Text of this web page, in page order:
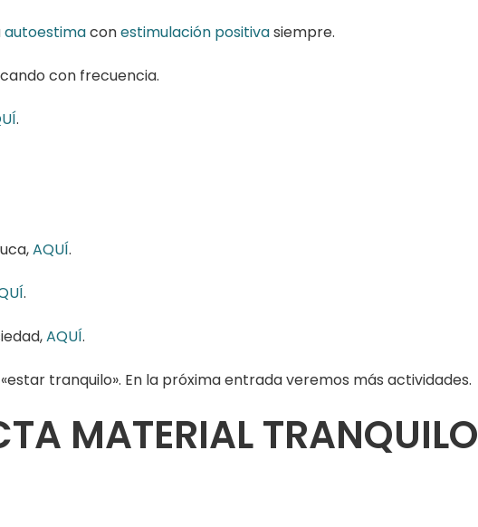
autoestimaconestimulación positivasiempre.
con frecuencia.
.
AQUÍ.
.
AQUÍ.
tranquilo». En la próxima entrada veremos más actividades.
MATERIAL TRANQUILO